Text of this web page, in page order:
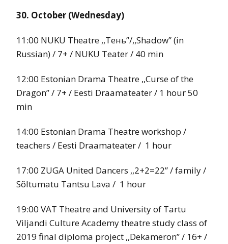
30. October (Wednesday)
11:00 NUKU Theatre ,,Tень’’/,,Shadow’’ (in
Russian) / 7+ / NUKU Teater / 40 min
12:00 Estonian Drama Theatre ,,Curse of the
Dragon’’ / 7+ / Eesti Draamateater / 1 hour 50
min
14:00 Estonian Drama Theatre workshop /
teachers / Eesti Draamateater / 1 hour
17:00 ZUGA United Dancers ,,2+2=22’’ / family /
Sõltumatu Tantsu Lava / 1 hour
19:00 VAT Theatre and University of Tartu
Viljandi Culture Academy theatre study class of
2019 final diploma project ,,Dekameron’’ / 16+ /